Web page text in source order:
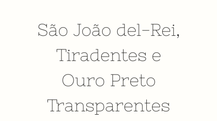
São João del-Rei,
Tiradentes e
Ouro Preto
Transparentes